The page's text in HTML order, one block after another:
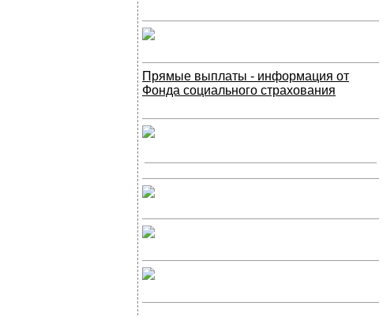
Прямые выплаты - информация от
Фонда социального страхования